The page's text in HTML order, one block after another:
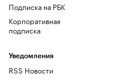
Подписка на РБК
Корпоративная
подписка
Уведомления
RSS Новости